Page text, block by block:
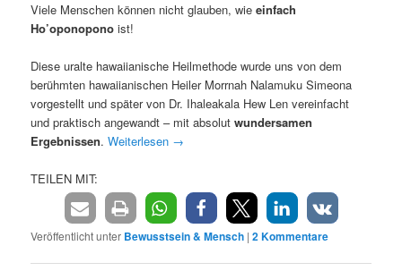
Viele Menschen können nicht glauben, wieeinfach
Ho’oponopono ist!
Diese uralte hawaiianische Heilmethode wurde uns von dem
berühmten hawaiianischen Heiler Morrnah Nalamuku Simeona
vorgestellt und später von Dr. Ihaleakala Hew Len vereinfacht
und praktisch angewandt – mit absolutwundersamen
Ergebnissen.Weiterlesen →
TEILEN MIT:
Veröffentlicht unter Bewusstsein & Mensch |2Kommentare